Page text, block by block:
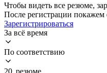
Чтобы видеть все резюме,
После регистрации
Зарегистрироваться
За всё время
По соответствию
20 резюме